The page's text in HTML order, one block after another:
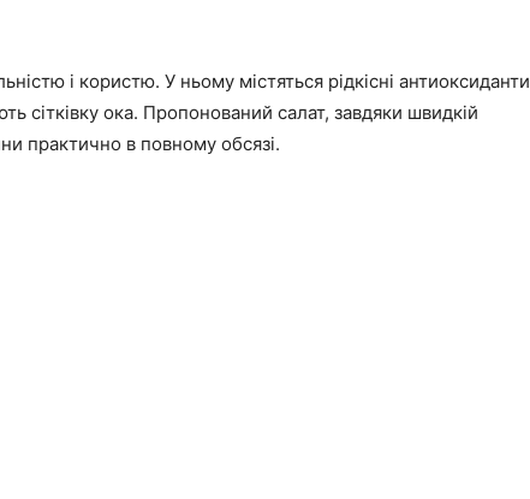
і користю. У ньому містяться рідкісні антиоксиданти
сітківку ока. Пропонований салат, завдяки швидкій
практично в повному обсязі.